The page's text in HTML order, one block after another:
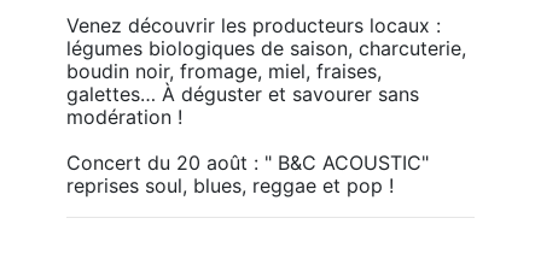
Venez découvrir les producteurs locaux :
légumes biologiques de saison, charcuterie,
boudin noir, fromage, miel, fraises,
galettes… À déguster et savourer sans
modération !
Concert du 20 août : " B&C ACOUSTIC"
reprises soul, blues, reggae et pop !